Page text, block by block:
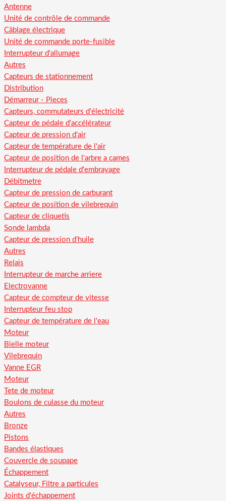
Antenne
Unité de contrôle de commande
Câblage électrique
Unité de commande porte-fusible
Interrupteur d'allumage
Autres
Capteurs de stationnement
Distribution
Démarreur - Pieces
Capteurs, commutateurs d'électricité
Capteur de pédale d'accélérateur
Capteur de pression d'air
Capteur de température de l'air
Capteur de position de l'arbre a cames
Interrupteur de pédale d'embrayage
Débitmetre
Capteur de pression de carburant
Capteur de position de vilebrequin
Capteur de cliquetis
Sonde lambda
Capteur de pression d'huile
Autres
Relais
Interrupteur de marche arriere
Electrovanne
Capteur de compteur de vitesse
Interrupteur feu stop
Capteur de température de l'eau
Moteur
Bielle moteur
Vilebrequin
Vanne EGR
Moteur
Tete de moteur
Boulons de culasse du moteur
Autres
Bronze
Pistons
Bandes élastiques
Couvercle de soupape
Échappement
Catalyseur, Filtre a particules
Joints d'échappement